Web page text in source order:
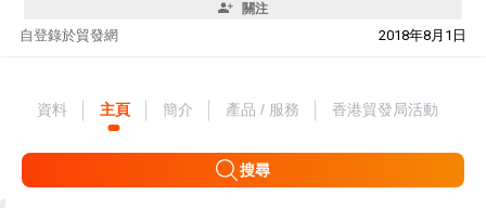
關注
自 2018年8月1日
登錄於貿發網
資料 主頁 簡介 產品 / 服務 香港貿發局活動
搜尋